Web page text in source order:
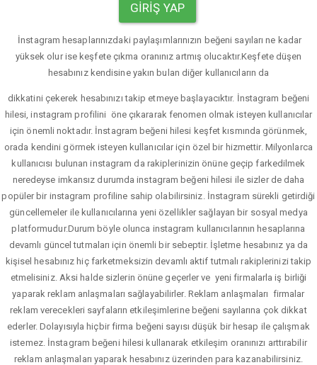
GIRIŞ YAP
İnstagram hesaplarınızdaki paylaşımlarınızın beğeni sayıları ne kadar
yüksek olur ise keşfete çıkma oranınız artmış olucaktır.Keşfete düşen
hesabınız kendisine yakın bulan diğer kullanıcıların da
dikkatini çekerek hesabınızı takip etmeye başlayacıktır. İnstagram beğeni
hilesi, instagram profilini öne çıkararak fenomen olmak isteyen kullanıcılar
için önemli noktadır. İnstagram beğeni hilesi keşfet kısmında görünmek,
orada kendini görmek isteyen kullanıcılar için özel bir hizmettir. Milyonlarca
kullanıcısı bulunan instagram da rakiplerinizin önüne geçip farkedilmek
neredeyse imkansız durumda instagram beğeni hilesi ile sizler de daha
popüler bir instagram profiline sahip olabilirsiniz. İnstagram sürekli getirdiği
güncellemeler ile kullanıcılarına yeni özellikler sağlayan bir sosyal medya
platformudur.Durum böyle olunca instagram kullanıcılarının hesaplarına
devamlı güncel tutmaları için önemli bir sebeptir. İşletme hesabınız ya da
kişisel hesabınız hiç farketmeksizin devamlı aktif tutmalı rakiplerinizi takip
etmelisiniz. Aksi halde sizlerin önüne geçerler ve yeni firmalarla iş birliği
yaparak reklam anlaşmaları sağlayabilirler. Reklam anlaşmaları firmalar
reklam verecekleri sayfaların etkileşimlerine beğeni sayılarına çok dikkat
ederler. Dolayısıyla hiçbir firma beğeni sayısı düşük bir hesap ile çalışmak
istemez. İnstagram beğeni hilesi kullanarak etkileşim oranınızı arttırabilir
reklam anlaşmaları yaparak hesabınız üzerinden para kazanabilirsiniz.